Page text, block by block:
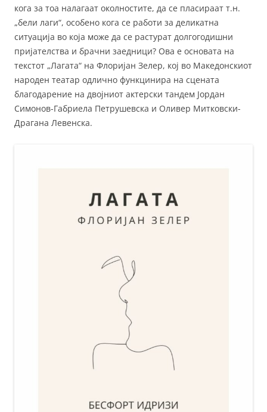
кога за тоа налагаат околностите, да се пласираат т.н.
„бели лаги“, особено кога се работи за деликатна
ситуација во која може да се растурат долгогодишни
пријателства и брачни заедници? Ова е основата на
текстот „Лагата“ на Флоријан Зелер, кој во Македонскиот
народен театар одлично функцинира на сцената
благодарение на двојниот актерски тандем Јордан
Симонов-Габриела Петрушевска и Оливер Митковски-
Драгана Левенска.